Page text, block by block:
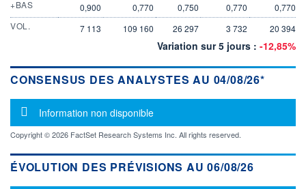
+BAS
0,900 0,770 0,750 0,770
0,770
VOL.
7 113 109 160 26 297 3 732 20 394
Variation sur 5 jours : -12,85%
CONSENSUS DES ANALYSTES AU 04/08/26*
Message d'information
Information non disponible
Copyright © 2026 FactSet Research Systems Inc. All rights reserved.
ÉVOLUTION DES PRÉVISIONS AU 06/08/26